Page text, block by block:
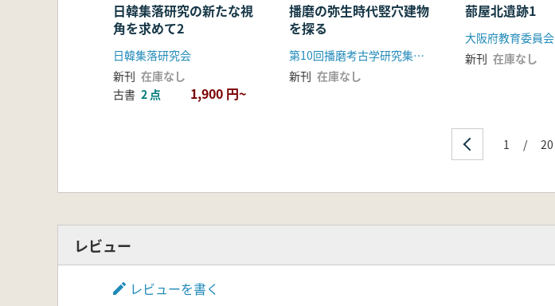
日韓集落研究の新たな視
角を求めて2
日韓集落研究会
新刊 在庫なし
古書 2 点 1,900 円~
播磨の弥生時代竪穴建物
を探る
第10回播磨考古学研究集会実行委員会
新刊 在庫なし
蔀屋北遺跡1
大阪府教育委員会
新刊 在庫なし
1 / 20
レビュー
レビューを書く